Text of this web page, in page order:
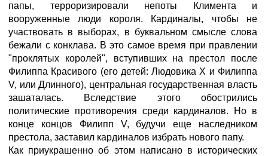
папы, терроризировали непоты Климента и
вооруженные люди короля. Кардиналы, чтобы не
участвовать в выборах, в буквальном смысле слова
бежали с конклава. В это самое время при правлении
"проклятых королей", вступивших на престол после
Филиппа Красивого (его детей: Людовика Х и Филиппа
V, или Длинного), центральная государственная власть
зашаталась. Вследствие этого обострились
политические противоречия среди кардиналов. Но в
конце концов Филипп V, будучи еще наследником
престола, заставил кардиналов избрать нового папу.
Как приукрашенно об этом написано в исторических